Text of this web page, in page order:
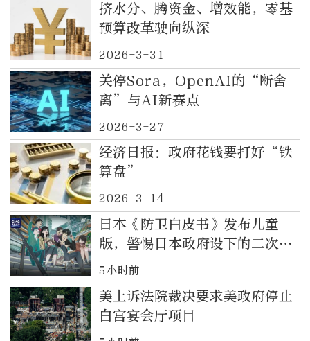
挤水分、腾资金、增效能，零基
预算改革驶向纵深
2026-3-31
关停Sora，OpenAI的“断舍
离”与AI新赛点
2026-3-27
经济日报：政府花钱要打好“铁
算盘”
2026-3-14
日本《防卫白皮书》发布儿童
版，警惕日本政府设下的二次元
陷阱
5小时前
美上诉法院裁决要求美政府停止
白宫宴会厅项目